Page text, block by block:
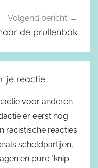
Volgend bericht
de prullenbak
je reactie.
voor anderen
er eerst nog
racistische reacties
scheldpartijen,
en pure "knip